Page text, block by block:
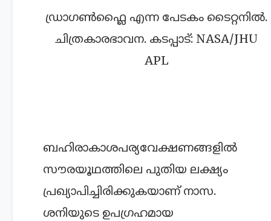
ഡ്രാഗണ്‍ഫ്ലൈ എന്ന പേടകം ടൈറ്റനില്‍.
ചിത്രകാരഭാവന. കടപ്പാട്: NASA/JHU
APL
ബഹിരാകാശപര്യവേക്ഷണങ്ങളില്‍
സൗരയൂഥത്തിലെ പുതിയ ലക്ഷ്യം
പ്രഖ്യാപിച്ചിരിക്കുകയാണ് നാസ.
ശനിയുടെ ഉപഗ്രഹമായ